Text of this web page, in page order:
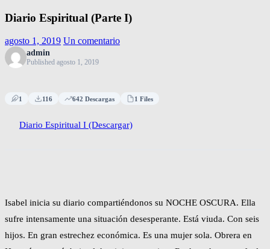
Diario Espiritual (Parte I)
agosto 1, 2019 Un comentario
admin
Published agosto 1, 2019
1 116 642 Descargas 1 Files
Diario Espiritual I (Descargar)
Isabel inicia su diario compartiéndonos su NOCHE OSCURA. Ella
sufre intensamente una situación desesperante. Está viuda. Con seis
hijos. En gran estrechez económica. Es una mujer sola. Obrera en